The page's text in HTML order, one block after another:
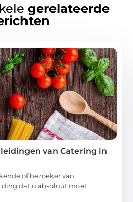
gerelateerde
van Catering in
of bezoeker van
ding dat u absoluut moet